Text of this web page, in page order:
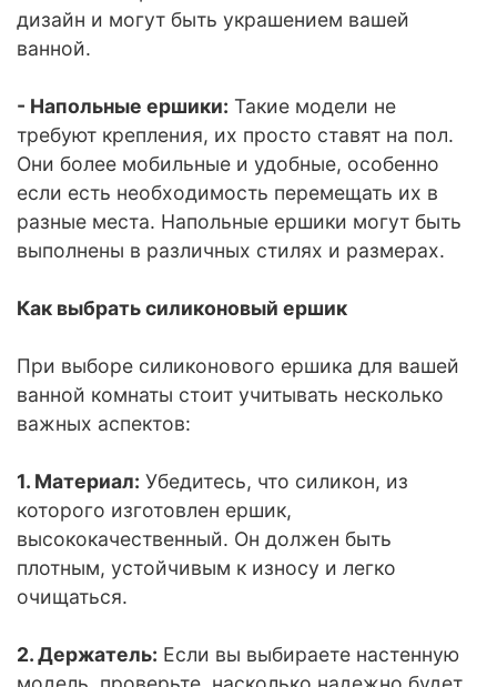
дизайн и могут быть украшением вашей
ванной.
- Напольные ершики: Такие модели не
требуют крепления, их просто ставят на пол.
Они более мобильные и удобные, особенно
если есть необходимость перемещать их в
разные места. Напольные ершики могут быть
выполнены в различных стилях и размерах.
Как выбрать силиконовый ершик
При выборе силиконового ершика для вашей
ванной комнаты стоит учитывать несколько
важных аспектов:
1. Материал: Убедитесь, что силикон, из
которого изготовлен ершик,
высококачественный. Он должен быть
плотным, устойчивым к износу и легко
очищаться.
2. Держатель: Если вы выбираете настенную